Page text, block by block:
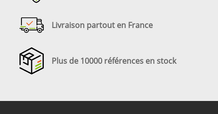
Livraison partout en France
Plus de 10000 références en stock